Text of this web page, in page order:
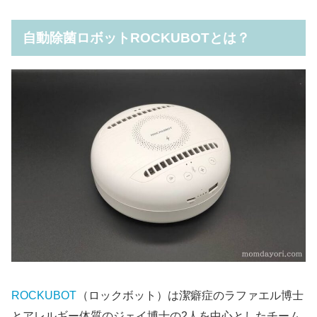
自動除菌ロボットROCKUBOTとは？
ROCKUBOT （ロックボット）は潔癖症のラファエル博士